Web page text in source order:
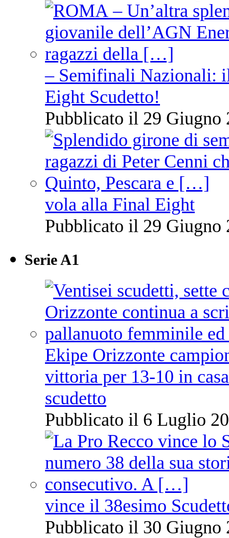
– Semifinali Nazionali:
Eight Scudetto!
Pubblicato il 29 Giugno
vola alla Final Eight
Pubblicato il 29 Giugno
Serie A1
Ekipe Orizzonte
vittoria per 13-10 in
scudetto
Pubblicato il 6 Luglio
vince il 38esimo
Pubblicato il 30 Giugno